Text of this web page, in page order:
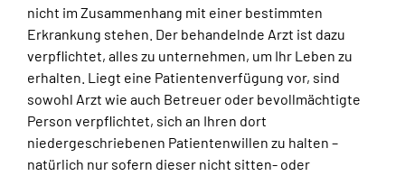
nicht im Zusammenhang mit einer bestimmten
Erkrankung stehen. Der behandelnde Arzt ist dazu
verpflichtet, alles zu unternehmen, um Ihr Leben zu
erhalten. Liegt eine Patientenverfügung vor, sind
sowohl Arzt wie auch Betreuer oder bevollmächtigte
Person verpflichtet, sich an Ihren dort
niedergeschriebenen Patientenwillen zu halten –
natürlich nur sofern dieser nicht sitten- oder